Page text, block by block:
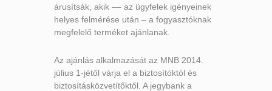
árusítsák, akik –– az ügyfelek igényeinek
helyes felmérése után – a fogyasztóknak
megfelelő terméket ajánlanak.
Az ajánlás alkalmazását az MNB 2014.
július 1-jétől várja el a biztosítóktól és
biztosításközvetítőktől. A jegybank a